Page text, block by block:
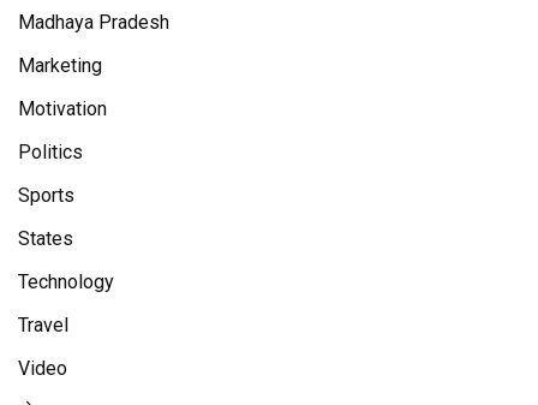
Madhaya Pradesh
Marketing
Motivation
Politics
Sports
States
Technology
Travel
Video